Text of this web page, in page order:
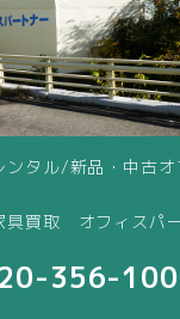
ンタル/新品・中古
具買取 オフィスパ
356-100